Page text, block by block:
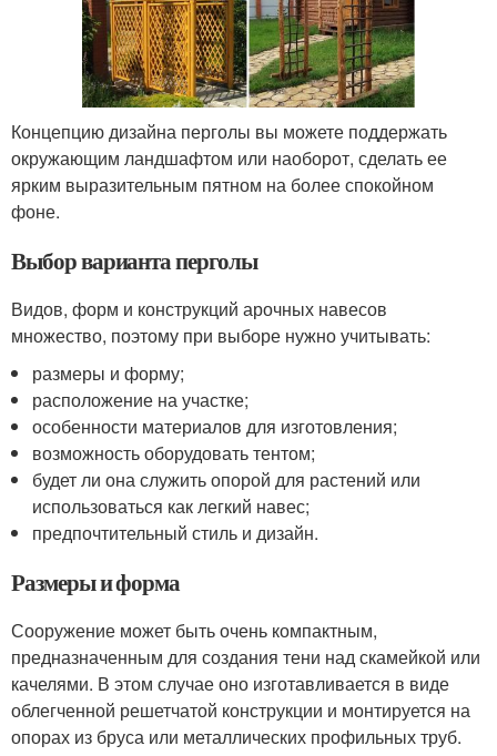
Концепцию дизайна перголы вы можете поддержать
окружающим ландшафтом или наоборот, сделать ее
ярким выразительным пятном на более спокойном
фоне.
Выбор варианта перголы
Видов, форм и конструкций арочных навесов
множество, поэтому при выборе нужно учитывать:
размеры и форму;
расположение на участке;
особенности материалов для изготовления;
возможность оборудовать тентом;
будет ли она служить опорой для растений или
использоваться как легкий навес;
предпочтительный стиль и дизайн.
Размеры и форма
Сооружение может быть очень компактным,
предназначенным для создания тени над скамейкой или
качелями. В этом случае оно изготавливается в виде
облегченной решетчатой конструкции и монтируется на
опорах из бруса или металлических профильных труб.